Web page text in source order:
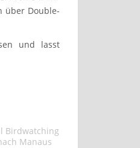
über Double-
und lasst
Birdwatching
Manaus